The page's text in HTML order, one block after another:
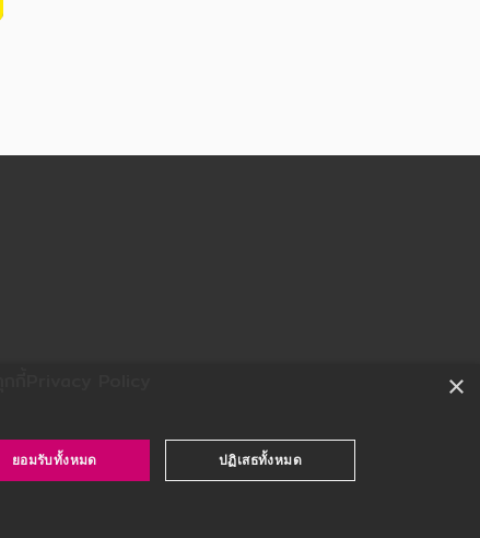
×
ยอมรับทั้งหมด ปฏิเสธทั้งหมด